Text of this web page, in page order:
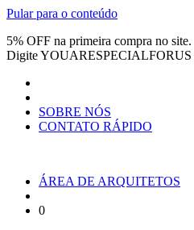
Pular para o conteúdo
5% OFF na primeira compra no site.
DigiteYOUARESPECIALFORUS
SOBRE NÓS
CONTATO RÁPIDO
ÁREA DE ARQUITETOS
0